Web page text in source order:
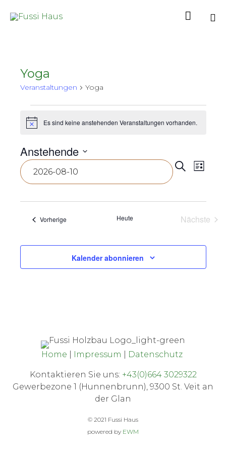

Yoga
Veranstaltungen Yoga
Veranstaltungen
HinweisEs sind keine anstehenden Veranstaltungen vorhanden.
und
Suche
Liste
Anstehende
Datum
wählen.
VorherigeVeranstaltungen Heute
Nächste
Kalender abonnieren
Home Impressum Datenschutz
Kontaktieren Sie uns: +43(0)664 3029322
Gewerbezone 1 (Hunnenbrunn), 9300 St. Veit an
der Glan
© 2021 Fussi Haus
powered by EWM